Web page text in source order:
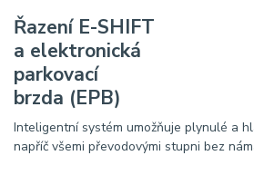
Řazení E-SHIFT
a elektronická
parkovací
brzda (EPB)
Inteligentní systém umožňuje plynulé a
napříč všemi převodovými stupni bez